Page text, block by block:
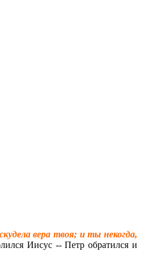
вера твоя; и ты некогда,
Иисус -- Петр обратился и